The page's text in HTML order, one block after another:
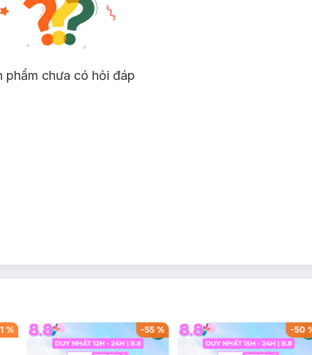
phẩm chưa có hỏi đáp
% -55% -50